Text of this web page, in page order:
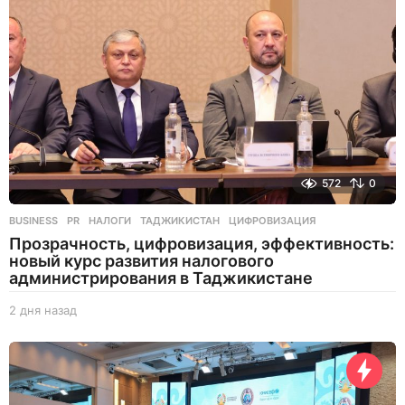
572 0
BUSINESS ,PR НАЛОГИ ,ТАДЖИКИСТАН ,ЦИФРОВИЗАЦИЯ
Прозрачность, цифровизация, эффективность:
новый курс развития налогового
администрирования в Таджикистане
2 дня назад
н
я
н